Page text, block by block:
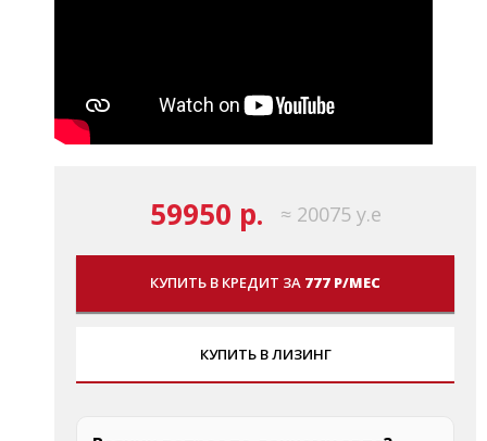
59950 р. ≈ 20075 у.е
КУПИТЬ В КРЕДИТ ЗА 777 Р/МЕС
КУПИТЬ В ЛИЗИНГ